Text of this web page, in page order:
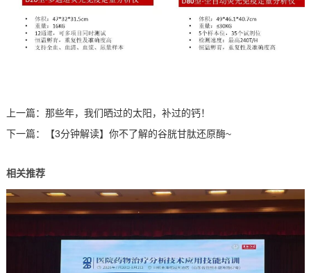
上一篇： 那些年，我们晒过的太阳，补过的钙！
下一篇：
【3分钟解读】你不了解的谷胱甘肽还原酶~
相关推荐